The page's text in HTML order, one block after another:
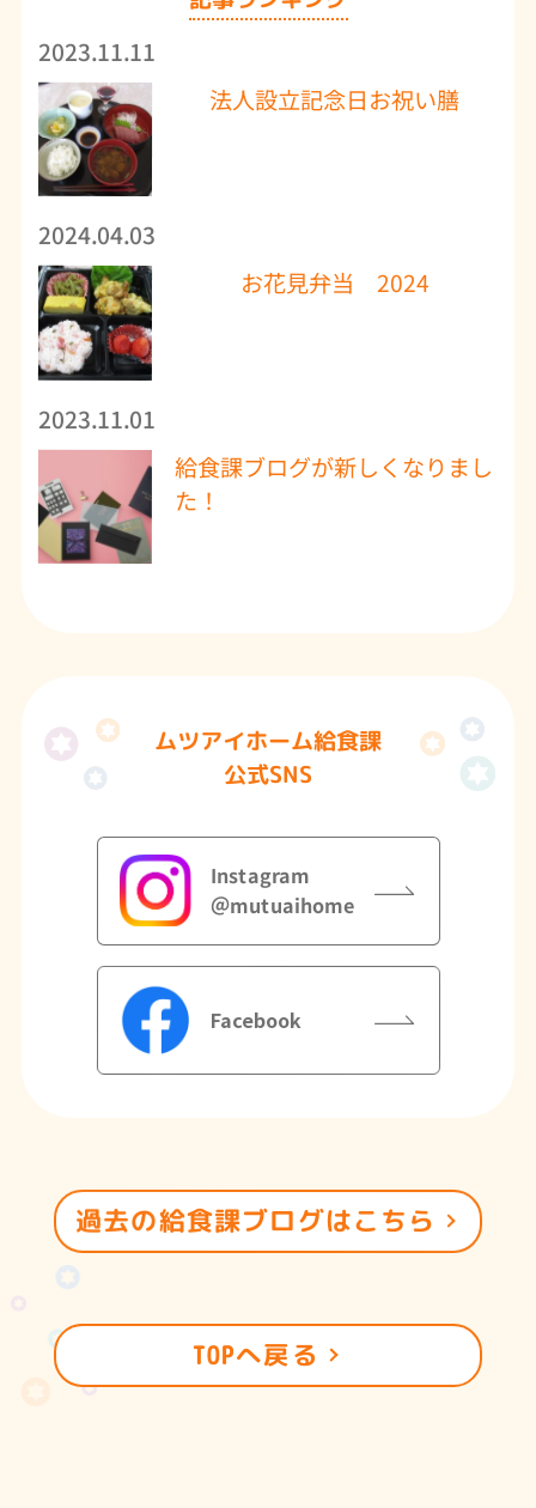
2023.11.11
法人設立記念日お祝い膳
2024.04.03
お花見弁当 2024
2023.11.01
給食課ブログが新しくなりまし
た！
ムツアイホーム給食課
公式SNS
Instagram
＠mutuaihome
Facebook
過去の給食課ブログはこちら
TOPへ戻る